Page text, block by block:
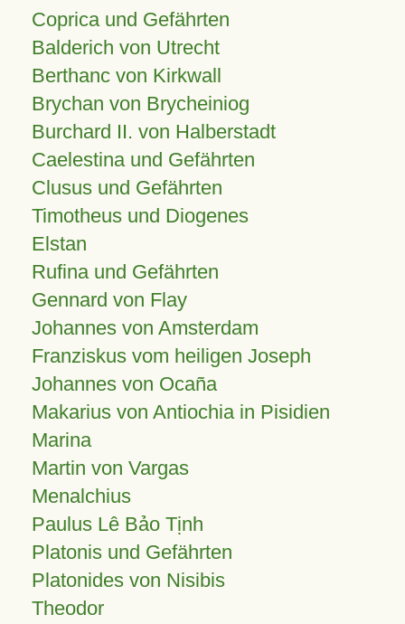
Coprica und Gefährten
Balderich von Utrecht
Berthanc von Kirkwall
Brychan von Brycheiniog
Burchard II. von Halberstadt
Caelestina und Gefährten
Clusus und Gefährten
Timotheus und Diogenes
Elstan
Rufina und Gefährten
Gennard von Flay
Johannes von Amsterdam
Franziskus vom heiligen Joseph
Johannes von Ocaña
Makarius von Antiochia in Pisidien
Marina
Martin von Vargas
Menalchius
Paulus Lê Bảo Tịnh
Platonis und Gefährten
Platonides von Nisibis
Theodor